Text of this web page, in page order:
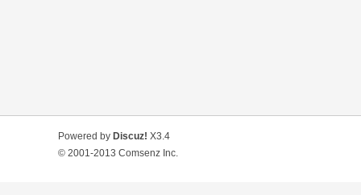
Powered by Discuz! X3.4
© 2001-2013 Comsenz Inc.